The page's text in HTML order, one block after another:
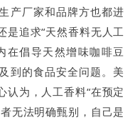
产厂家和品牌方也都进
是追求“天然香料无人工
在倡导天然增味咖啡豆
到的食品安全问题。美
认为，人工香料“在预定
无法明确甄别，自己是